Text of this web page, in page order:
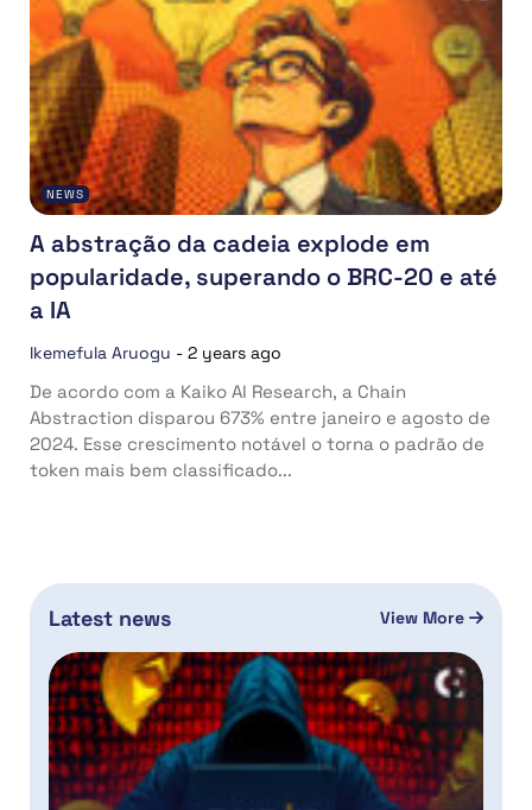
NEWS
A abstração da cadeia explode em
popularidade, superando o BRC-20 e até
a IA
Ikemefula Aruogu - 2 years ago
De acordo com a Kaiko AI Research, a Chain
Abstraction disparou 673% entre janeiro e agosto de
2024. Esse crescimento notável o torna o padrão de
token mais bem classificado...
Latest news View More